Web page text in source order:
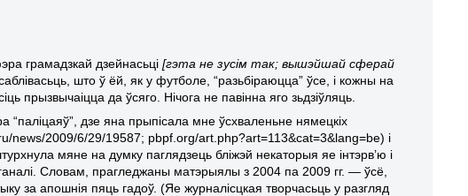
грамадзкай дзейнасьці[гэта не зусім так; вышэйшай сферай
што ў ёй, як у футболе, “разьбіраюцца” ўсе, і кожны на
прызвычаіцца да ўсяго. Нічога не павінна яго зьдзіўляць.
“паліцаяў”, дзе яна прыпісала мне ўсхваленьне нямецкіх
/news/2009/6/29/19587; pbpf .org/art php?art=113&cat=3&lang=be) і
мяне на думку паглядзець бліжэй некаторыя яе інтэрв’ю і
Словам, прагледжаны матэрыялы з 2004 па 2009 гг. — ўсё,
за апошнія пяць гадоў. (Яе журналісцкая творчасьць у разгляд